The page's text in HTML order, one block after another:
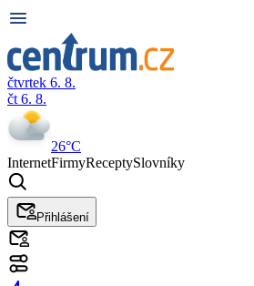
čtvrtek 6. 8.
čt 6. 8.
26°C
InternetFirmyReceptySlovníky
Přihlášení